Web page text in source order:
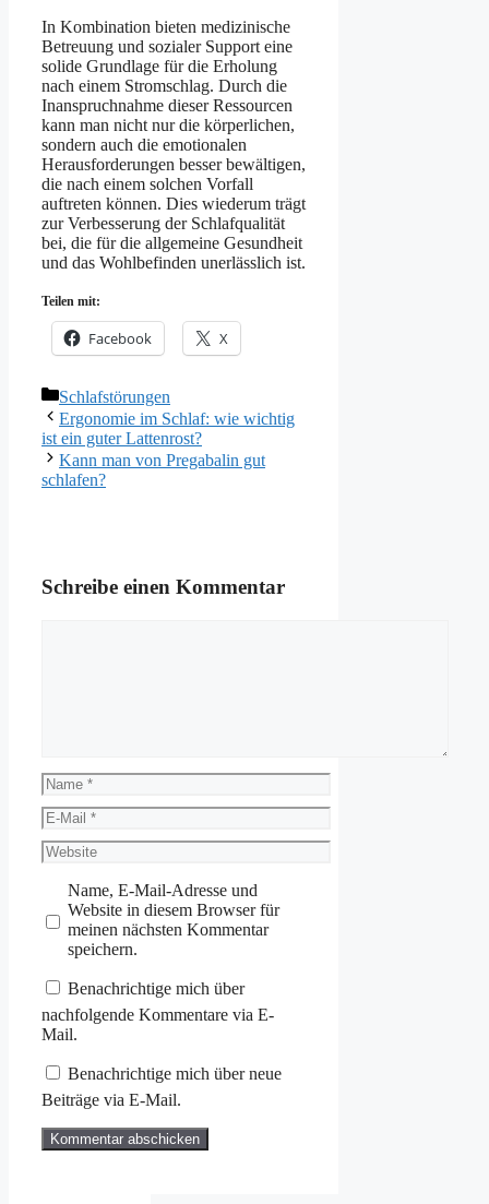
In Kombination bieten medizinische
Betreuung und sozialer Support eine
solide Grundlage für die Erholung
nach einem Stromschlag. Durch die
Inanspruchnahme dieser Ressourcen
kann man nicht nur die körperlichen,
sondern auch die emotionalen
Herausforderungen besser bewältigen,
die nach einem solchen Vorfall
auftreten können. Dies wiederum trägt
zur Verbesserung der Schlafqualität
bei, die für die allgemeine Gesundheit
und das Wohlbefinden unerlässlich ist.
Teilen mit:
Facebook X
Kategorien
Schlafstörungen
Ergonomie im Schlaf: wie wichtig
ist ein guter Lattenrost?
Kann man von Pregabalin gut
schlafen?
Schreibe einen Kommentar
Name
E-
Mail
Website
Name, E-Mail-Adresse und
Website in diesem Browser für
meinen nächsten Kommentar
speichern.
Benachrichtige mich über
nachfolgende Kommentare via E-
Mail.
Benachrichtige mich über neue
Beiträge via E-Mail.